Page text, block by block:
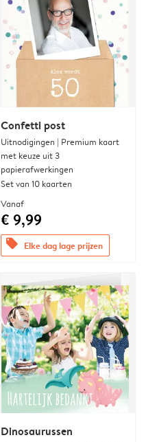
Confetti post
Uitnodigingen | Premium kaart
met keuze uit 3
papierafwerkingen
Set van 10 kaarten
Vanaf
€ 9,99
offers Elke dag lage prijzen
Dinosaurussen